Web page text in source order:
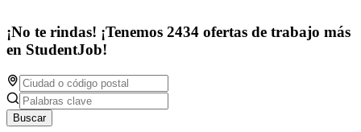
¡No te rindas! ¡Tenemos 2434 ofertas de trabajo más
en StudentJob!
Buscar